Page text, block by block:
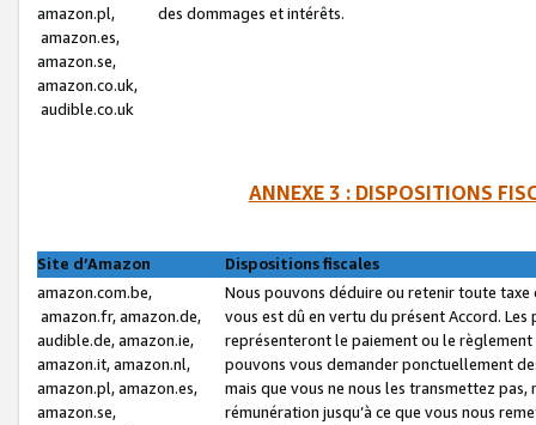
amazon.pl,
amazon.es,
amazon.se,
amazon.co.uk,
audible.co.uk
des dommages et intérêts.
ANNEXE 3 : DISPOSITIONS
Site d’Amazon
Dispositions fiscales
amazon.com.be,
amazon.fr, amazon.de,
audible.de, amazon.ie,
amazon.it, amazon.nl,
amazon.pl, amazon.es,
amazon.se,
Nous pouvons déduire ou retenir toute
vous est dû en vertu du présent Accord.
représenteront le paiement ou le
pouvons vous demander ponctuellement
mais que vous ne nous les transmettez
rémunération jusqu’à ce que vous nous